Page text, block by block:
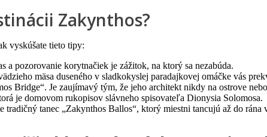
Zakynthos?
vyskúšate tieto tipy:
a pozorovanie korytnačiek je zážitok, na ktorý sa nezabúda.
mäsa duseného v sladkokyslej paradajkovej omáčke vás
Bridge“. Je zaujímavý tým, že jeho architekt nikdy na ostrove
je domovom rukopisov slávneho spisovateľa Dionysia Solomosa.
tradičný tanec „Zakynthos Ballos“, ktorý miestni tancujú až do rána